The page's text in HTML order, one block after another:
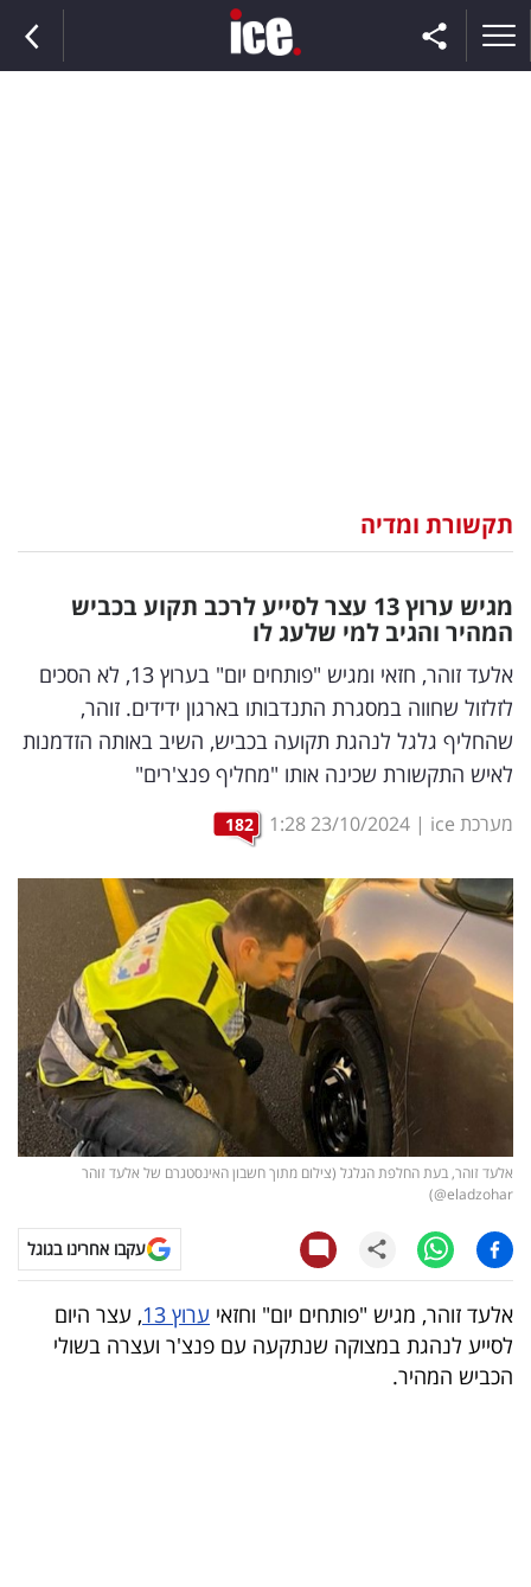
וצרכנות
דיגיטל
וטק
שיווק
ופרסום
משפט
מדדים
ומחקרים
דעות
רכילות
עסקית
ויראלי
טלוויזיה
עסקי
ספורט
קריירה
תקשורת ומדיה
מגיש ערוץ 13 עצר לסייע לרכב תקוע בכביש
המהיר והגיב למי שלעג לו
אלעד זוהר, חזאי ומגיש "פותחים יום" בערוץ 13, לא הסכים
לזלזול שחווה במסגרת התנדבותו בארגון ידידים. זוהר,
שהחליף גלגל לנהגת תקועה בכביש, השיב באותה הזדמנות
לאיש התקשורת שכינה אותו "מחליף פנצ'רים"
מערכת ice |
23/10/2024
1:28
182
אלעד זוהר, בעת החלפת הגלגל (צילום מתוך חשבון האינסטגרם של אלעד זוהר
eladzohar@)
עקבו אחרינו בגוגל
אלעד זוהר, מגיש "פותחים יום" וחזאי ערוץ 13
, עצר היום
לסייע לנהגת במצוקה שנתקעה עם פנצ'ר ועצרה בשולי
הכביש המהיר.